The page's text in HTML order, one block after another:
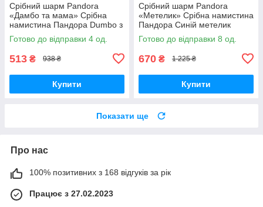
Срібний шарм Pandora
«Дамбо та мама» Срібна
намистина Пандора Dumbo з
мамою 793751C01
Готово до відправки 4 од.
513 ₴ 938 ₴
Купити
Срібний шарм Pandora
«Метелик» Срібна намистина
Пандора Синій метелик
Блакитний метелик
792698C01
Готово до відправки 8 од.
670 ₴ 1 225 ₴
Купити
Показати ще
Про нас
100% позитивних з 168 відгуків за рік
Працює з 27.02.2023